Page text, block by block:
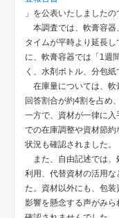
」を公表いたしましたの
本調査では、軟膏容器
タイムが平時より延長
に、軟膏容器では「1週
く、水剤ボトル、分包紙
在庫量については、軟
回答割合が約4割を占め
一方で、資材が一律に
での在庫調整や資材節
状況も確認されました。
また、自由記述では、
利用、代替資材の活用
た。資材以外にも、包
影響を懸念する声がみ